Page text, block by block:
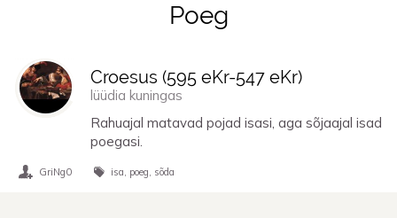
Tsitaadid teemalpoeg
Poeg
Croesus (595 eKr-547 eKr)
lüüdia kuningas
Rahuajal matavad pojad isasi, aga sõjaajal isad
poegasi.
GriNg0 isa poeg sõda